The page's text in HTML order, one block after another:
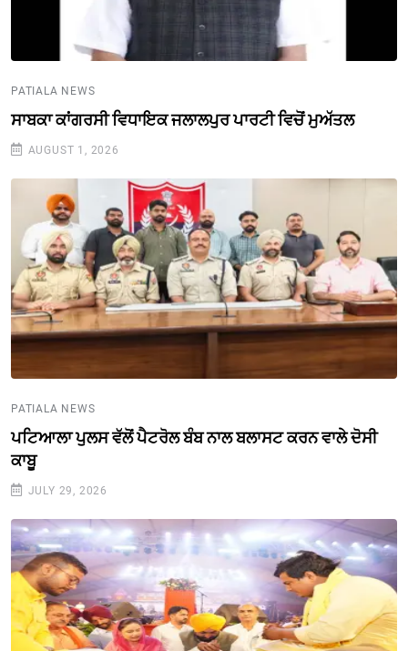
PATIALA NEWS
ਸਾਬਕਾ ਕਾਂਗਰਸੀ ਵਿਧਾਇਕ ਜਲਾਲਪੁਰ ਪਾਰਟੀ ਵਿਚੋਂ ਮੁਅੱਤਲ
AUGUST 1, 2026
PATIALA NEWS
ਪਟਿਆਲਾ ਪੁਲਸ ਵੱਲੋਂ ਪੈਟਰੋਲ ਬੰਬ ਨਾਲ ਬਲਾਸਟ ਕਰਨ ਵਾਲੇ ਦੋਸੀ
ਕਾਬੂ
JULY 29, 2026